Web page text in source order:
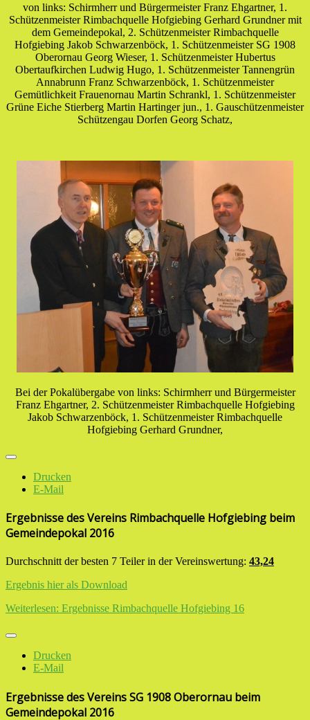
von links: Schirmherr und Bürgermeister Franz Ehgartner, 1.
Schützenmeister Rimbachquelle Hofgiebing Gerhard Grundner mit
dem Gemeindepokal, 2. Schützenmeister Rimbachquelle
Hofgiebing Jakob Schwarzenböck, 1. Schützenmeister SG 1908
Oberornau Georg Wieser, 1. Schützenmeister Hubertus
Obertaufkirchen Ludwig Hugo, 1. Schützenmeister Tannengrün
Annabrunn Franz Schwarzenböck, 1. Schützenmeister
Gemütlichkeit Frauenornau Martin Schrankl, 1. Schützenmeister
Grüne Eiche Stierberg Martin Hartinger jun., 1. Gauschützenmeister
Schützengau Dorfen Georg Schatz,
Bei der Pokalübergabe von links: Schirmherr und Bürgermeister
Franz Ehgartner, 2. Schützenmeister Rimbachquelle Hofgiebing
Jakob Schwarzenböck, 1. Schützenmeister Rimbachquelle
Hofgiebing Gerhard Grundner,
Drucken
E-Mail
Ergebnisse des Vereins Rimbachquelle Hofgiebing beim
Gemeindepokal 2016
Durchschnitt der besten 7 Teiler in der Vereinswertung: 43,24
Ergebnis hier als Download
Weiterlesen: Ergebnisse Rimbachquelle Hofgiebing 16
Drucken
E-Mail
Ergebnisse des Vereins SG 1908 Oberornau beim
Gemeindepokal 2016